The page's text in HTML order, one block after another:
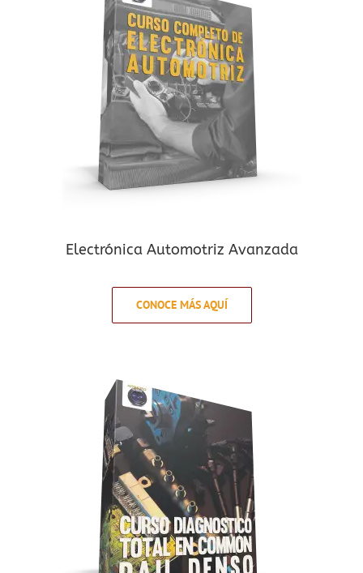
Electrónica Automotriz Avanzada
CONOCE MÁS AQUÍ